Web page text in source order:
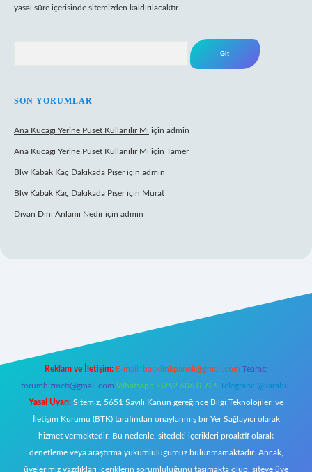
yasal süre içerisinde sitemizden kaldırılacaktır.
SON YORUMLAR
Ana Kucağı Yerine Puset Kullanılır Mı için admin
Ana Kucağı Yerine Puset Kullanılır Mı için Tamer
Blw Kabak Kaç Dakikada Pişeriçin admin
Blw Kabak Kaç Dakikada Pişeriçin Murat
Divan Dini Anlamı Nediriçin admin
Reklam ve İletişim: E-mail: backlinkpaneli@gmail.com Teams:
forumhizmeti@gmail.com Whatsapp: 0262 606 0 726 Telegram: @karabul
Yasal Uyarı: Sitemiz, 5651 Sayılı Kanun gereğince Bilgi Teknolojileri ve
İletişim Kurumu (BTK) tarafından onaylanmış bir Yer Sağlayıcı olarak
hizmet vermektedir. Bu nedenle, sitedeki içerikleri proaktif olarak
denetleme veya araştırma yükümlülüğümüz bulunmamaktadır. Ancak,
üyelerimiz yazdıkları içeriklerin sorumluluğunu taşımakta olup, siteye üye